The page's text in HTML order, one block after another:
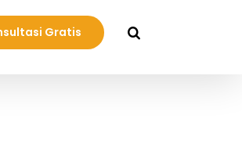
Gratis